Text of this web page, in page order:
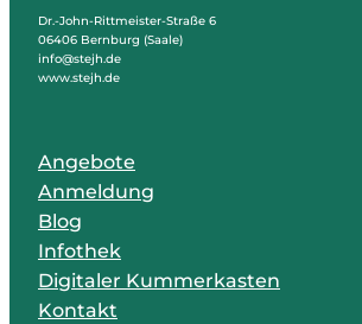
Dr.-John-Rittmeister-Straße 6
06406 Bernburg (Saale)
info@stejh.de
www.stejh.de
Angebote
Anmeldung
Blog
Infothek
Digitaler Kummerkasten
Kontakt